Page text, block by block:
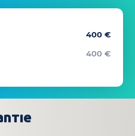
400 €
400 €